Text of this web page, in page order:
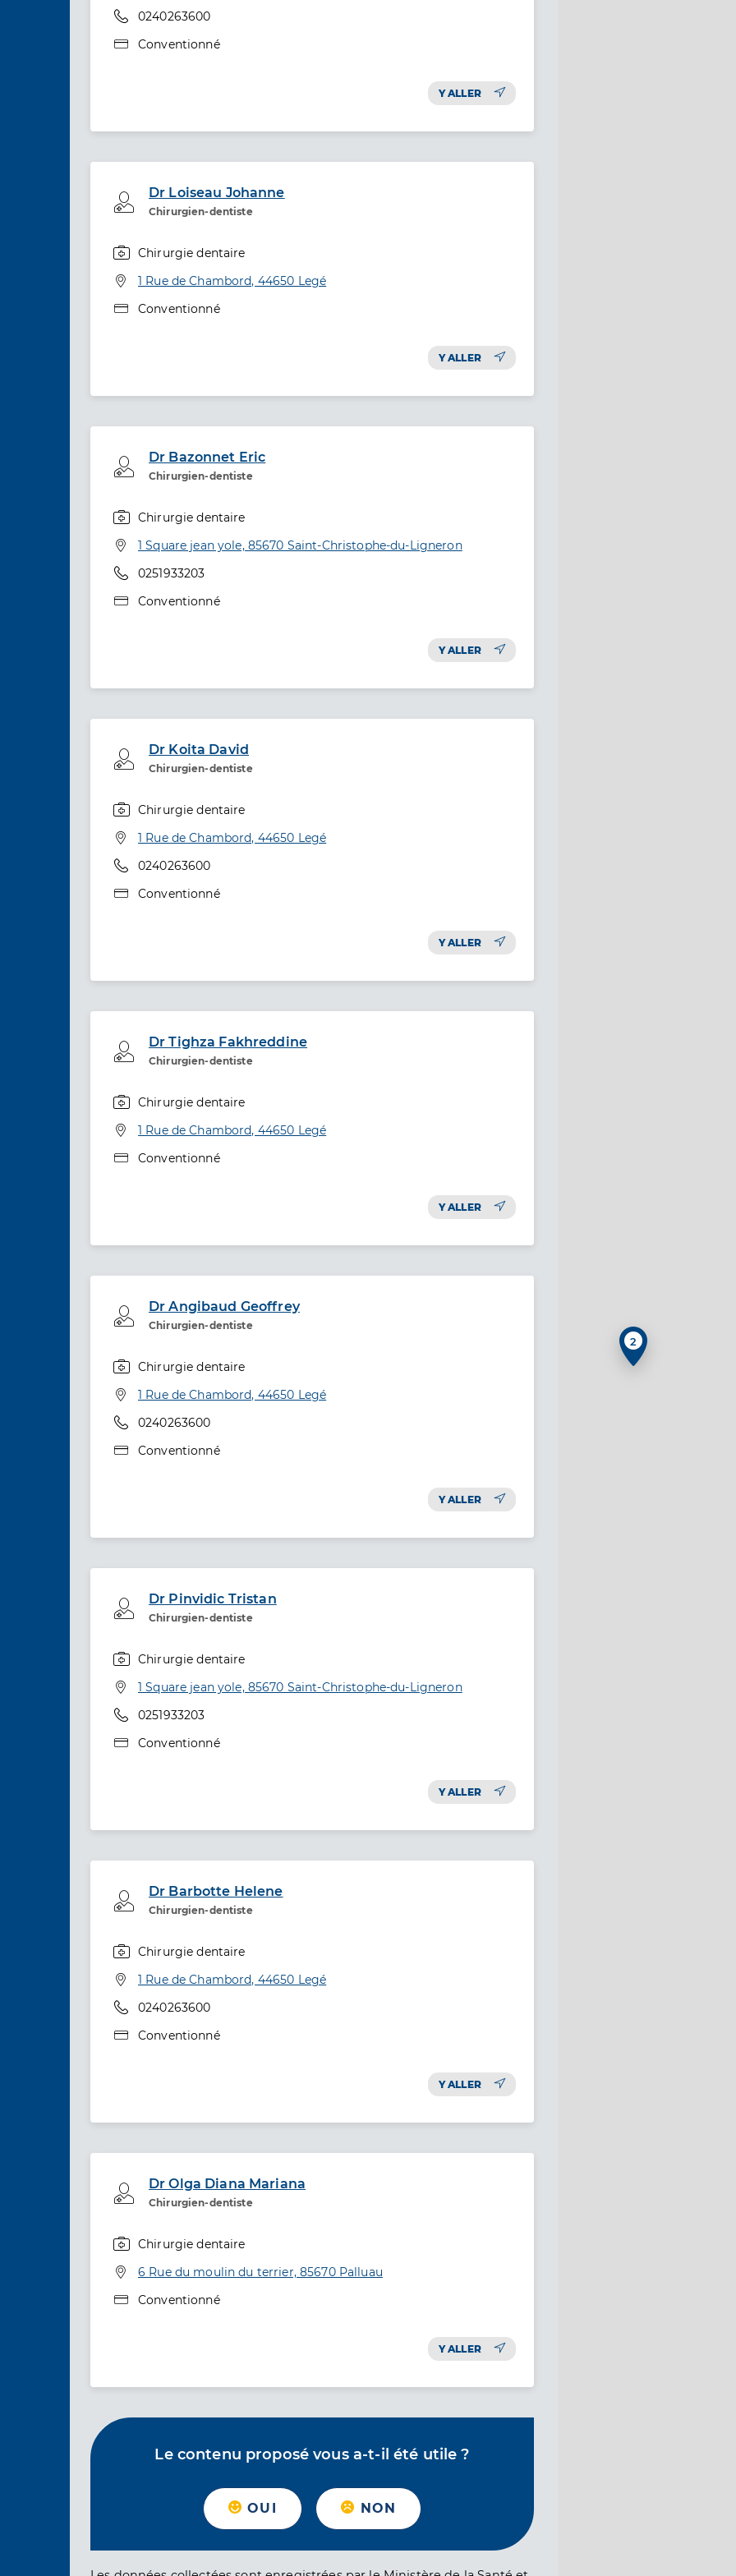
Téléphone
0240263600
Type de convention
Conventionné
Y ALLER
Dr Loiseau Johanne
Chirurgien-dentiste
Professionel de santé
Chirurgie dentaire
Adresse
1 Rue de Chambord, 44650 Legé
Type de convention
Conventionné
Y ALLER
Dr Bazonnet Eric
Chirurgien-dentiste
Professionel de santé
Chirurgie dentaire
Adresse
1 Square jean yole, 85670 Saint-Christophe-du-Ligneron
Téléphone
0251933203
Type de convention
Conventionné
Y ALLER
Dr Koita David
Chirurgien-dentiste
Professionel de santé
Chirurgie dentaire
Adresse
1 Rue de Chambord, 44650 Legé
Téléphone
0240263600
Type de convention
Conventionné
Y ALLER
Dr Tighza Fakhreddine
Chirurgien-dentiste
Professionel de santé
Chirurgie dentaire
Adresse
1 Rue de Chambord, 44650 Legé
Type de convention
Conventionné
Y ALLER
Dr Angibaud Geoffrey
Chirurgien-dentiste
Professionel de santé
Chirurgie dentaire
Adresse
1 Rue de Chambord, 44650 Legé
Téléphone
0240263600
Type de convention
Conventionné
Y ALLER
Dr Pinvidic Tristan
Chirurgien-dentiste
Professionel de santé
Chirurgie dentaire
Adresse
1 Square jean yole, 85670 Saint-Christophe-du-Ligneron
Téléphone
0251933203
Type de convention
Conventionné
Y ALLER
Dr Barbotte Helene
Chirurgien-dentiste
Professionel de santé
Chirurgie dentaire
Adresse
1 Rue de Chambord, 44650 Legé
Téléphone
0240263600
Type de convention
Conventionné
Y ALLER
Dr Olga Diana Mariana
Chirurgien-dentiste
Professionel de santé
Chirurgie dentaire
Adresse
6 Rue du moulin du terrier, 85670 Palluau
Type de convention
Conventionné
Y ALLER
Le contenu proposé vous a-t-il été utile ?
OUI NON
2